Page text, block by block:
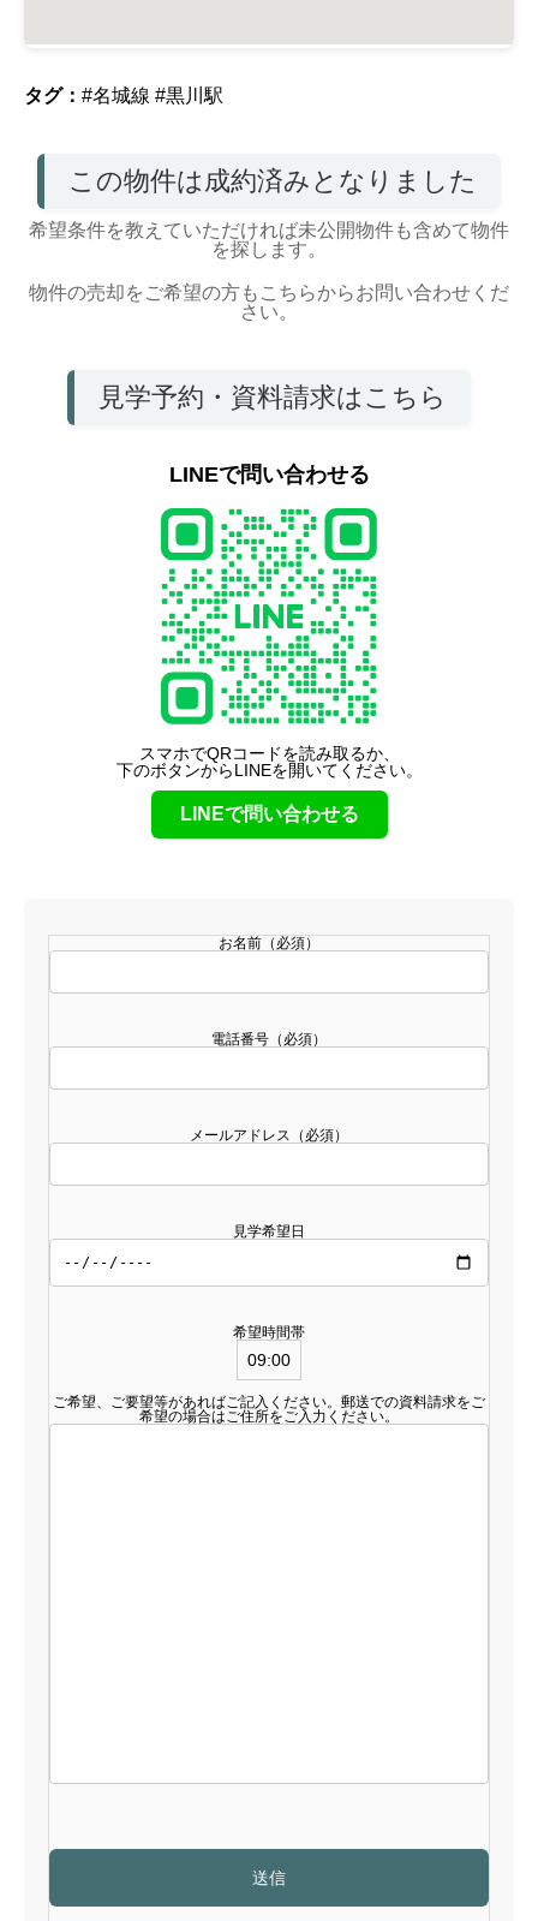
タグ： #名城線 #黒川駅
この物件は成約済みとなりました
希望条件を教えていただければ未公開物件も含めて物件
を探します。
物件の売却をご希望の方もこちらからお問い合わせくだ
さい。
見学予約・資料請求はこちら
LINEで問い合わせる
スマホでQRコードを読み取るか、
下のボタンからLINEを開いてください。
LINEで問い合わせる
お名前（必須）
電話番号（必須）
メールアドレス（必須）
見学希望日
希望時間帯
ご希望、ご要望等があればご記入ください。郵送での資料請求をご
希望の場合はご住所をご入力ください。